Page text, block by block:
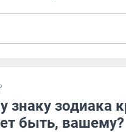
зодиака
быть, вашему?